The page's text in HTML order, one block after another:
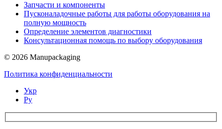
Запчасти и компоненты
Пусконаладочные работы для работы оборудования на
полную мощность
Определение элементов диагностики
Консультационная помощь по выбору оборудования
© 2026 Manupackaging
Политика конфиденциальности
Укр
Ру